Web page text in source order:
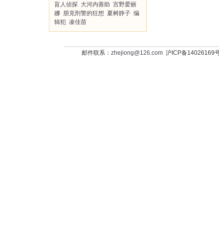
盲人侦探 大河内善助 宫野爱丽
娜 朋克刑警的狂想 夏树静子 编
辑犯 凑佳苗
邮件联系： zhejiong@126.com沪ICP备14026169